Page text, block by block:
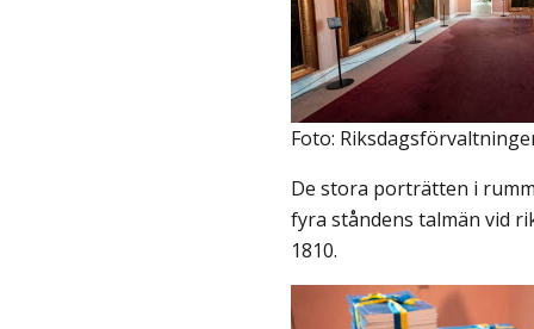
Foto:
De stora porträtten i
fyra ståndens talmän vid
1810.